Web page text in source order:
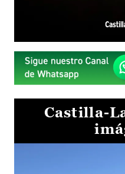
Castilla-